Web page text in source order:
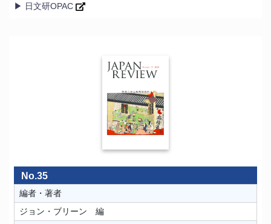
▶ 日文研OPAC
No.35
編者・著者
ジョン・ブリーン 編